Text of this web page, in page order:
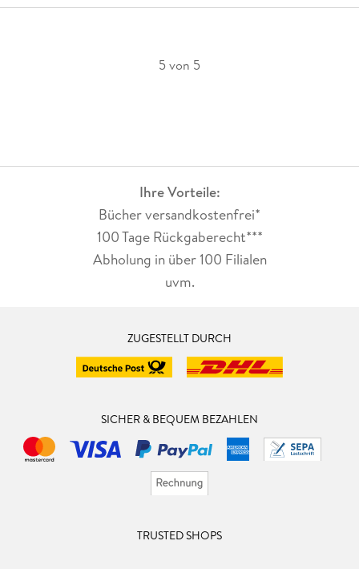
5 von 5
Ihre Vorteile:
Bücher versandkostenfrei*
100 Tage Rückgaberecht***
Abholung in über 100 Filialen
uvm.
ZUGESTELLT DURCH
SICHER & BEQUEM BEZAHLEN
TRUSTED SHOPS